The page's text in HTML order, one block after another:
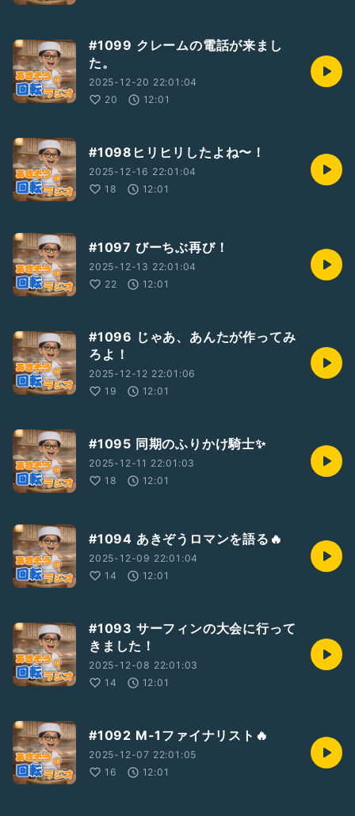
#1099 クレームの電話が来まし
た。
2025-12-20 22:01:04
20
12:01
#1098ヒリヒリしたよね〜！
2025-12-16 22:01:04
18
12:01
#1097 びーちぶ再び！
2025-12-13 22:01:04
22
12:01
#1096 じゃあ、あんたが作ってみ
ろよ！
2025-12-12 22:01:06
19
12:01
#1095 同期のふりかけ騎士✨
2025-12-11 22:01:03
18
12:01
#1094 あきぞうロマンを語る🔥
2025-12-09 22:01:04
14
12:01
#1093 サーフィンの大会に行って
きました！
2025-12-08 22:01:03
14
12:01
#1092 M-1ファイナリスト🔥
2025-12-07 22:01:05
16
12:01